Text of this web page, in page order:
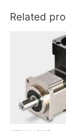
Related